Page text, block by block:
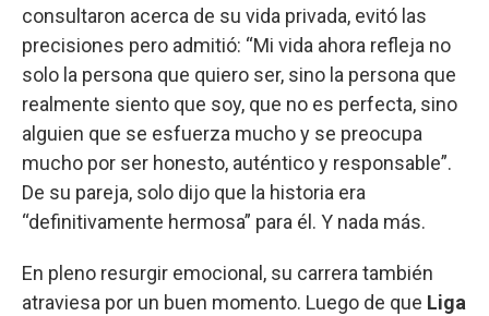
consultaron acerca de su vida privada, evitó las
precisiones pero admitió: “Mi vida ahora refleja no
solo la persona que quiero ser, sino la persona que
realmente siento que soy, que no es perfecta, sino
alguien que se esfuerza mucho y se preocupa
mucho por ser honesto, auténtico y responsable”.
De su pareja, solo dijo que la historia era
“definitivamente hermosa” para él. Y nada más.
En pleno resurgir emocional, su carrera también
atraviesa por un buen momento. Luego de que Liga